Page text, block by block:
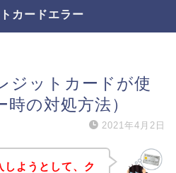
カードエラー
ジットカードが使
の対処方法）
2021年4月2日
しようとして、ク